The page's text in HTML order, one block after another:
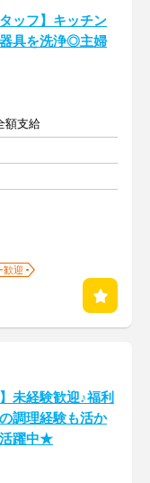
ッフ】キッチン
具を洗浄◎主婦
額支給
歓迎
未経験歓迎♪福利
調理経験も活か
躍中★